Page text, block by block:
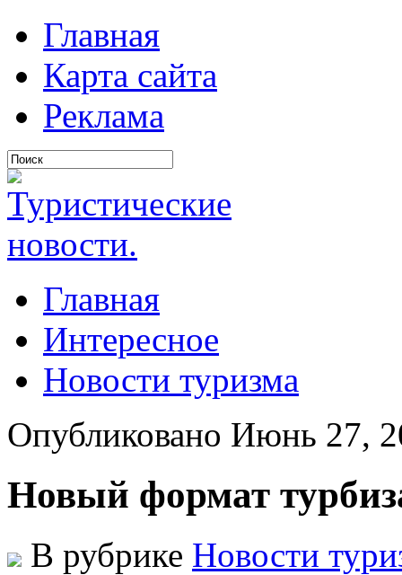
Главная
Карта сайта
Реклама
Главная
Интересное
Новости туризма
Опубликовано Июнь 27,
Новый формат
В рубрике Новости